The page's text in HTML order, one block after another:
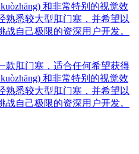
和非常特别的视觉效
熟悉较大型肛门塞，并希望以
自己极限的资深用户开发。
款肛门塞，适合任何希望获得
和非常特别的视觉效
熟悉较大型肛门塞，并希望以
自己极限的资深用户开发。